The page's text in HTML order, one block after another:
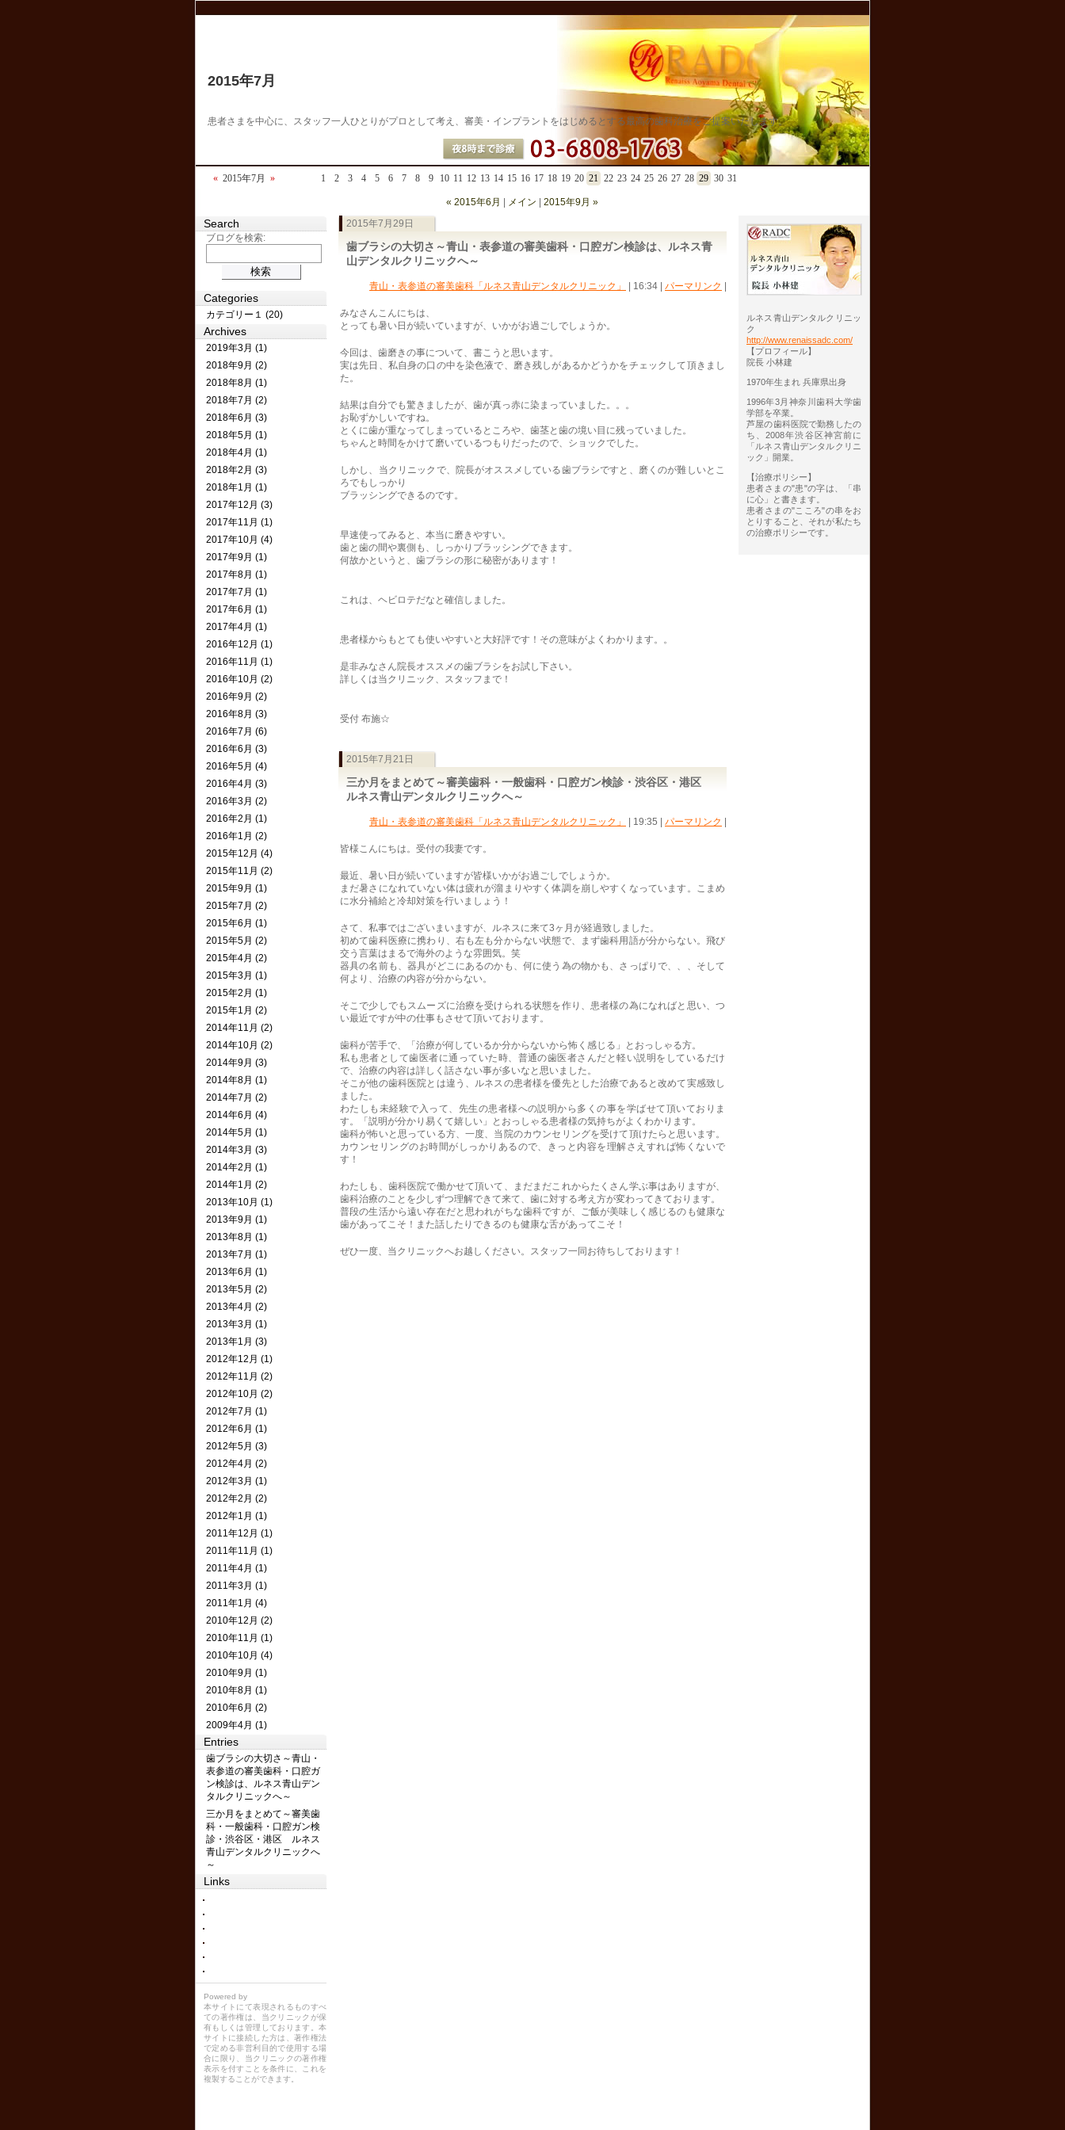
2015年7月
患者さまを中心に、スタッフ一人ひとりがプロとして考え、審美・インプラントをはじめるとする最高の歯科治療をご提案いたします。
« 2015年7月 » 1 2 3 4 5 6 7 8 9 10 11 12 13 14 15 16 17 18 19 20 21 22 23 24 25 26 27 28 29 30 31
2015年7月29日
歯ブラシの大切さ～青山・表参道の審美歯科・口腔ガン検診は、ルネス青
山デンタルクリニックへ～
青山・表参道の審美歯科「ルネス青山デンタルクリニック」 | 16:34 パーマリンク
みなさんこんにちは、
とっても暑い日が続いていますが、いかがお過ごしでしょうか。
今回は、歯磨きの事について、書こうと思います。
実は先日、私自身の口の中を染色液で、磨き残しがあるかどうかをチェックして頂きまし
た。
結果は自分でも驚きましたが、歯が真っ赤に染まっていました。。。
お恥ずかしいですね。
とくに歯が重なってしまっているところや、歯茎と歯の境い目に残っていました。
ちゃんと時間をかけて磨いているつもりだったので、ショックでした。
しかし、当クリニックで、院長がオススメしている歯ブラシですと、磨くのが難しいとこ
ろでもしっかり
ブラッシングできるのです。
早速使ってみると、本当に磨きやすい。
歯と歯の間や裏側も、しっかりブラッシングできます。
何故かというと、歯ブラシの形に秘密があります！
これは、ヘビロテだなと確信しました。
患者様からもとても使いやすいと大好評です！その意味がよくわかります。。
是非みなさん院長オススメの歯ブラシをお試し下さい。
詳しくは当クリニック、スタッフまで！
受付 布施☆
2015年7月21日
三か月をまとめて～審美歯科・一般歯科・口腔ガン検診・渋谷区・港区
ルネス青山デンタルクリニックへ～
青山・表参道の審美歯科「ルネス青山デンタルクリニック」 | 19:35 パーマリンク
皆様こんにちは。受付の我妻です。
最近、暑い日が続いていますが皆様いかがお過ごしでしょうか。
まだ暑さになれていない体は疲れが溜まりやすく体調を崩しやすくなっています。こまめ
に水分補給と冷却対策を行いましょう！
さて、私事ではございまいますが、ルネスに来て3ヶ月が経過致しました。
初めて歯科医療に携わり、右も左も分からない状態で、まず歯科用語が分からない。飛び
交う言葉はまるで海外のような雰囲気。笑
器具の名前も、器具がどこにあるのかも、何に使う為の物かも、さっぱりで、、、そして
何より、治療の内容が分からない。
そこで少しでもスムーズに治療を受けられる状態を作り、患者様の為になればと思い、つ
い最近ですが中の仕事もさせて頂いております。
歯科が苦手で、「治療が何しているか分からないから怖く感じる」とおっしゃる方。
私も患者として歯医者に通っていた時、普通の歯医者さんだと軽い説明をしているだけ
で、治療の内容は詳しく話さない事が多いなと思いました。
そこが他の歯科医院とは違う、ルネスの患者様を優先とした治療であると改めて実感致し
ました。
わたしも未経験で入って、先生の患者様への説明から多くの事を学ばせて頂いておりま
す。「説明が分かり易くて嬉しい」とおっしゃる患者様の気持ちがよくわかります。
歯科が怖いと思っている方、一度、当院のカウンセリングを受けて頂けたらと思います。
カウンセリングのお時間がしっかりあるので、きっと内容を理解さえすれば怖くないで
す！
わたしも、歯科医院で働かせて頂いて、まだまだこれからたくさん学ぶ事はありますが、
歯科治療のことを少しずつ理解できて来て、歯に対する考え方が変わってきております。
普段の生活から遠い存在だと思われがちな歯科ですが、ご飯が美味しく感じるのも健康な
歯があってこそ！また話したりできるのも健康な舌があってこそ！
ぜひ一度、当クリニックへお越しください。スタッフ一同お待ちしております！
« 2015年6月 メイン 2015年9月 »
Search
ブログを検索:
Categories
カテゴリー１ (20)
Archives
2019年3月 (1)
2018年9月 (2)
2018年8月 (1)
2018年7月 (2)
2018年6月 (3)
2018年5月 (1)
2018年4月 (1)
2018年2月 (3)
2018年1月 (1)
2017年12月 (3)
2017年11月 (1)
2017年10月 (4)
2017年9月 (1)
2017年8月 (1)
2017年7月 (1)
2017年6月 (1)
2017年4月 (1)
2016年12月 (1)
2016年11月 (1)
2016年10月 (2)
2016年9月 (2)
2016年8月 (3)
2016年7月 (6)
2016年6月 (3)
2016年5月 (4)
2016年4月 (3)
2016年3月 (2)
2016年2月 (1)
2016年1月 (2)
2015年12月 (4)
2015年11月 (2)
2015年9月 (1)
2015年7月 (2)
2015年6月 (1)
2015年5月 (2)
2015年4月 (2)
2015年3月 (1)
2015年2月 (1)
2015年1月 (2)
2014年11月 (2)
2014年10月 (2)
2014年9月 (3)
2014年8月 (1)
2014年7月 (2)
2014年6月 (4)
2014年5月 (1)
2014年3月 (3)
2014年2月 (1)
2014年1月 (2)
2013年10月 (1)
2013年9月 (1)
2013年8月 (1)
2013年7月 (1)
2013年6月 (1)
2013年5月 (2)
2013年4月 (2)
2013年3月 (1)
2013年1月 (3)
2012年12月 (1)
2012年11月 (2)
2012年10月 (2)
2012年7月 (1)
2012年6月 (1)
2012年5月 (3)
2012年4月 (2)
2012年3月 (1)
2012年2月 (2)
2012年1月 (1)
2011年12月 (1)
2011年11月 (1)
2011年4月 (1)
2011年3月 (1)
2011年1月 (4)
2010年12月 (2)
2010年11月 (1)
2010年10月 (4)
2010年9月 (1)
2010年8月 (1)
2010年6月 (2)
2009年4月 (1)
Entries
歯ブラシの大切さ～青山・
表参道の審美歯科・口腔ガ
ン検診は、ルネス青山デン
タルクリニックへ～
三か月をまとめて～審美歯
科・一般歯科・口腔ガン検
診・渋谷区・港区 ルネス
青山デンタルクリニックへ
～
Links
Powered by
本サイトにて表現されるものすべ
ての著作権は、当クリニックが保
有もしくは管理しております。本
サイトに接続した方は、著作権法
で定める非営利目的で使用する場
合に限り、当クリニックの著作権
表示を付すことを条件に、これを
複製することができます。
ルネス青山デンタルクリニッ
ク
http://www.renaissadc.com/
【プロフィール】
院長 小林建
1970年生まれ 兵庫県出身
1996年3月神奈川歯科大学歯
学部を卒業。
芦屋の歯科医院で勤務したの
ち、2008年渋谷区神宮前に
「ルネス青山デンタルクリニ
ック」開業。
【治療ポリシー】
患者さまの"患"の字は、「串
に心」と書きます。
患者さまの"こころ"の串をお
とりすること、それが私たち
の治療ポリシーです。